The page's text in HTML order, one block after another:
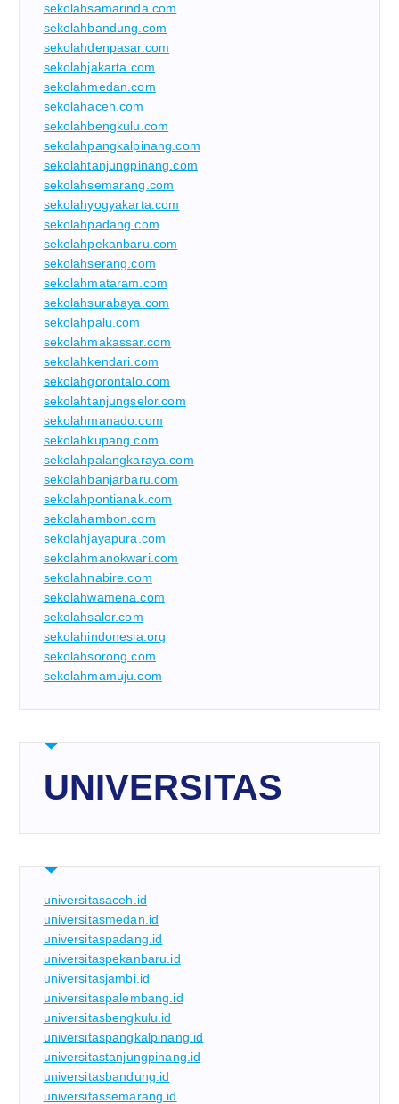
sekolahsamarinda.com
sekolahbandung.com
sekolahdenpasar.com
sekolahjakarta.com
sekolahmedan.com
sekolahaceh.com
sekolahbengkulu.com
sekolahpangkalpinang.com
sekolahtanjungpinang.com
sekolahsemarang.com
sekolahyogyakarta.com
sekolahpadang.com
sekolahpekanbaru.com
sekolahserang.com
sekolahmataram.com
sekolahsurabaya.com
sekolahpalu.com
sekolahmakassar.com
sekolahkendari.com
sekolahgorontalo.com
sekolahtanjungselor.com
sekolahmanado.com
sekolahkupang.com
sekolahpalangkaraya.com
sekolahbanjarbaru.com
sekolahpontianak.com
sekolahambon.com
sekolahjayapura.com
sekolahmanokwari.com
sekolahnabire.com
sekolahwamena.com
sekolahsalor.com
sekolahindonesia.org
sekolahsorong.com
sekolahmamuju.com
UNIVERSITAS
universitasaceh.id
universitasmedan.id
universitaspadang.id
universitaspekanbaru.id
universitasjambi.id
universitaspalembang.id
universitasbengkulu.id
universitaspangkalpinang.id
universitastanjungpinang.id
universitasbandung.id
universitassemarang.id